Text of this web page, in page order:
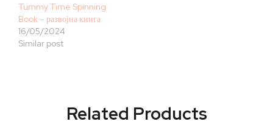
Tummy Time Spinning
Book – развојна книга
16/05/2024
Similar post
Related Products